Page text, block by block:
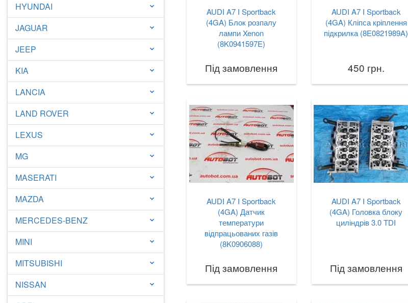
HYUNDAI keyboard_arrow_down
JAGUAR keyboard_arrow_down
JEEP keyboard_arrow_down
KIA keyboard_arrow_down
LANCIA keyboard_arrow_down
LAND ROVER keyboard_arrow_down
LEXUS keyboard_arrow_down
MG keyboard_arrow_down
MASERATI keyboard_arrow_down
MAZDA keyboard_arrow_down
MERCEDES-BENZ keyboard_arrow_down
MINI keyboard_arrow_down
MITSUBISHI keyboard_arrow_down
NISSAN keyboard_arrow_down
AUDI A7 I Sportback
(4GA) Блок розпалу
лампи Xenon
(8K0941597E)
Під замовлення
AUDI A7 I Sportback
(4GA) Кліпса кріплення
підкрилка (8E0821989A)
450 грн.
AUDI A7 I Sportback
(4GA) Датчик
температури
відпрацьованих газів
(8K0906088)
Під замовлення
AUDI A7 I Sportback
(4GA) Головка блоку
циліндрів 3.0 TDI
Під замовлення